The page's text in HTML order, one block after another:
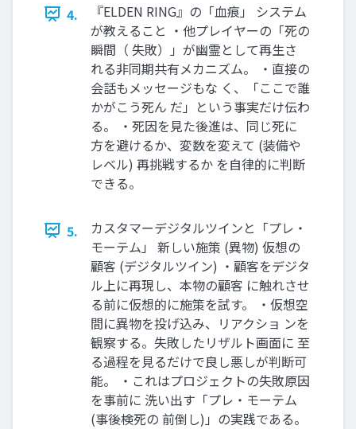
4.
『ELDEN RING』の「血痕」 システム
が教えること ・他プレイヤーの「死の
瞬間（ 失敗）」が幽霊として再生さ
れる非同期共有メカニズム。 ・直接の
会話もメッセージもな く、「ここで誰
かがこう死ん だ」という事実だけ伝わ
る。 ・死因を見た後進は、同じ死に
方を避けるか、変数を変えて (装備や
レベル) 再挑戦するか を自律的に判断
できる。
5.
カスタマーデジタルツインと「プレ・
モーテム」 新しい施策 (異物) 仮想の
顧客 (デジタルツイン) ・顧客をデジタ
ル上に再現し、本物の顧客 に触れさせ
る前に仮想的に施策を試す。 ・仮想空
間に異物を投げ込み、リアクショ ンを
観察する。失敗したリザルト画面に 至
る過程を見るだけで良し悪しが判断可
能。 ・これはプロジェクトの失敗原因
を事前に 洗い出す「プレ・モーテム
(事後検死の 前倒し)」の実践である。